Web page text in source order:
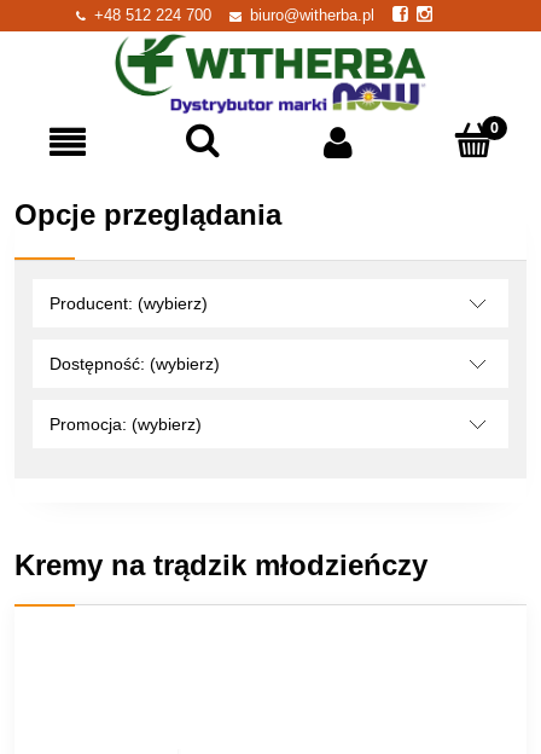
+48 512 224 700 biuro@witherba.pl
Opcje przeglądania
Producent: (wybierz)
Dostępność: (wybierz)
Promocja: (wybierz)
Kremy na trądzik młodzieńczy